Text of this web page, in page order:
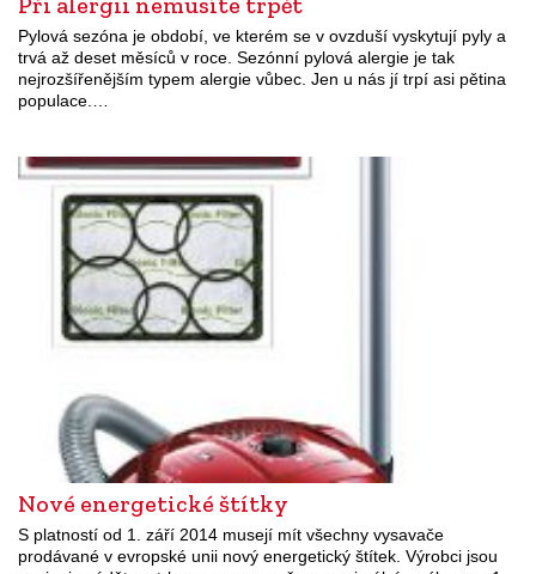
Pylová sezóna je období, ve kterém se v ovzduší vyskytují pyly a
trvá až deset měsíců v roce. Sezónní pylová alergie je tak
nejrozšířenějším typem alergie vůbec. Jen u nás jí trpí asi pětina
populace.…
Nové energetické štítky
S platností od 1. září 2014 musejí mít všechny vysavače
prodávané v evropské unii nový energetický štítek. Výrobci jsou